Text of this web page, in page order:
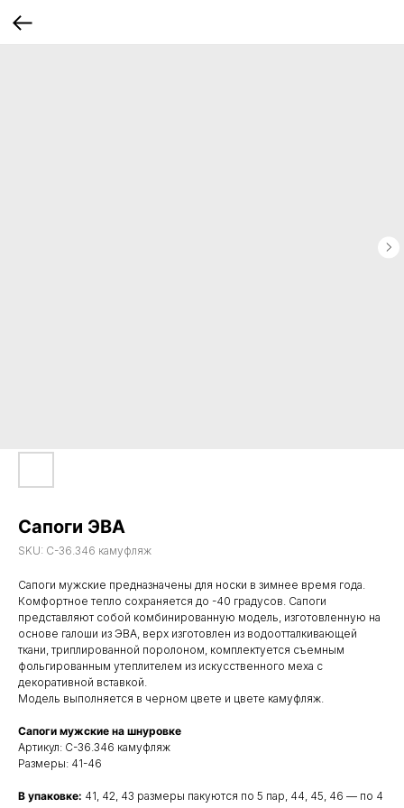
Сапоги ЭВА
SKU: С-36.346 камуфляж
Сапоги мужские предназначены для носки в зимнее время года.
Комфортное тепло сохраняется до -40 градусов. Сапоги
представляют собой комбинированную модель, изготовленную на
основе галоши из ЭВА, верх изготовлен из водоотталкивающей
ткани, триплированной поролоном, комплектуется съемным
фольгированным утеплителем из искусственного меха с
декоративной вставкой.
Модель выполняется в черном цвете и цвете камуфляж.
Сапоги мужские на шнуровке
Артикул: С-36.346 камуфляж
Размеры: 41-46
В упаковке: 41, 42, 43 размеры пакуются по 5 пар, 44, 45, 46 — по 4